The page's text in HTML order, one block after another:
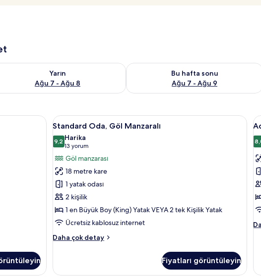
7
Yarın
Ağu 7 - Ağu 8
için müsaitliği kontrol et Ağu 7 - Ağu 8
Bu hafta sonu
Ağu 7 - Ağu 9
Bu hafta sonu için müsaitliği kontrol
Manzaralı | Mısır pamuklu çarşaf takımı, kaliteli yatak takımı, odada kasa, masa
Standard
Oda,
Göl
Manzaralı
için
tüm
fotoğrafları
görün
Mısır pamuklu çarşaf takımı, kaliteli
2
Standard Oda, Göl Manzaralı
9,29,2 / 10
Harika
13 yorum
(13
yorum)
Göl manzarası
18 metre kare
1 yatak odası
2 kişilik
1 en Büyük Boy (King) Yatak VEYA 2 tek Kişilik Yatak
Ücretsiz kablosuz internet
Daha çok detay
Standard
hakkında
Fiyatları görüntüleyin